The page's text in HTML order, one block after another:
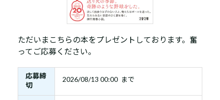
ただいまこちらの本をプレゼントしております。奮
ってご応募ください。
応募締
切
2026/08/13 00:00 まで